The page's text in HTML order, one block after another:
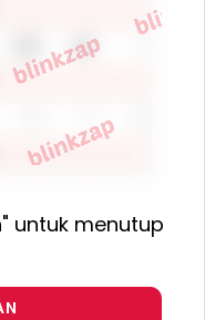
untuk menutup